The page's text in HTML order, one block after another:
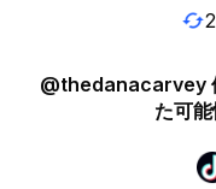
@thedanacarvey
た可